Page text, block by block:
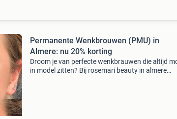
Permanente Wenkbrouwen (PMU) in
Almere: nu 20% korting
Droom je van perfecte wenkbrauwen die altijd
in model zitten? Bij rosemari beauty in almere